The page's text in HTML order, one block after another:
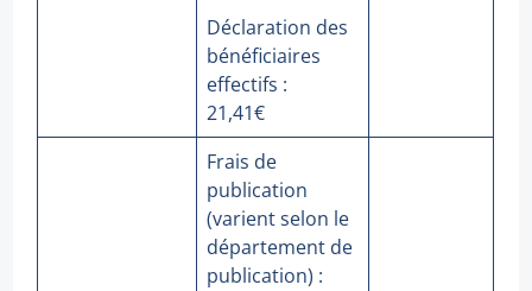
Déclaration des
bénéficiaires
effectifs :
21,41€
Frais de
publication
(varient selon le
département de
publication) :